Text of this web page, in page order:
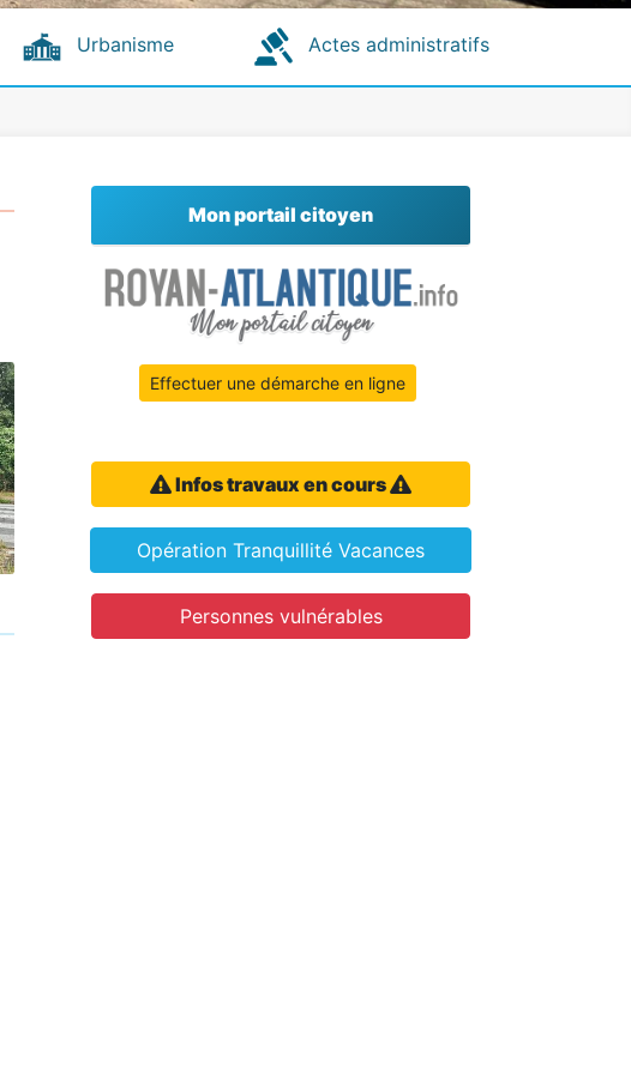
Urbanisme Actes administratifs
Mon portail citoyen
Effectuer une démarche en ligne
Infos travaux en cours
Opération Tranquillité Vacances
Personnes vulnérables